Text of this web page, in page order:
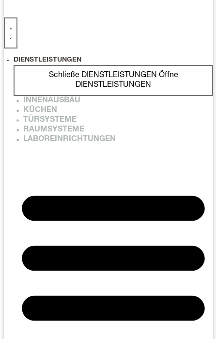
DIENSTLEISTUNGEN
Schließe DIENSTLEISTUNGEN Öffne
DIENSTLEISTUNGEN
INNENAUSBAU
KÜCHEN
TÜRSYSTEME
RAUMSYSTEME
LABOREINRICHTUNGEN